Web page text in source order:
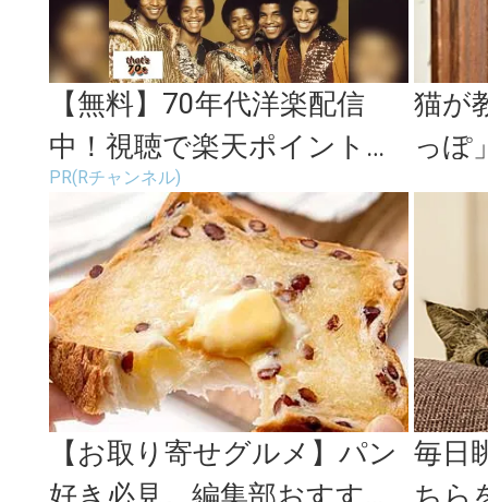
【無料】70年代洋楽配信
中！視聴で楽天ポイント貯
まる
PR(Rチャンネル)
猫が
っぽ
松田
【お取り寄せグルメ】パン
好き必見。編集部おすすめ
毎日
ちら